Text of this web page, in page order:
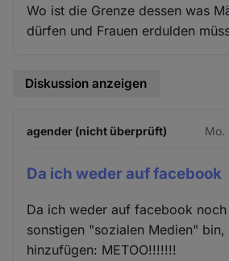
Wo ist die Grenze dessen was
dürfen und Frauen erdulden
Diskussion anzeigen
agender (nicht überprüft) Mo.
Da ich weder auf facebook
Da ich weder auf facebook
sonstigen "sozialen Medien"
hinzufügen: METOO!!!!!!!